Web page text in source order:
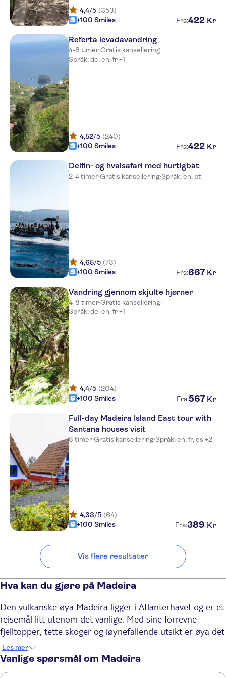
Royal Orchid
Quinta da Penha de França
Enotel Lido Madeira
Vila Ventura
Windsor
Funchal Design
Residencial Gordon
Barceló Funchal Oldtown
Quinta Perestrello Heritage
Duas Torres
Vila Baleira Funchal
Residencial Greco
Quinta do Monte Panoramic
Gardens
Casa Velha do Palheiro
THE EDITORY OCEAN WAY
FUNCHA
TURIM Santa Maria Hotel
Residencial Monumental
Quinta Mae Dos Homens
Garden Village
Pestana Casino Studios
Quinta da Bela Vista
Flame Tree Madeira Guest
House
Vila Gale Santa Cruz
Dom Pedro Garajau
Orquidea
Residencial Mariazinha
Residencial Vila Lusitania
Dom Pedro Madeira
Inn & Art Hotel Gallery
Quinta Mirabela
White Waters
Paraiso Apartamentos
4,4/5 (353)
+100 Smiles
Fra:422 Kr
Referta levadavandring
4-8 timer·Gratis kansellering·
Språk: de, en, fr +1
4,52/5 (240)
+100 Smiles
Fra:422 Kr
Delfin- og hvalsafari med hurtigbåt
2-4 timer·Gratis kansellering·Språk: en, pt
4,65/5 (73)
+100 Smiles
Fra:667 Kr
Vandring gjennom skjulte hjørner
4-8 timer·Gratis kansellering·
Språk: de, en, fr +1
4,4/5 (204)
+100 Smiles
Fra:567 Kr
Full-day Madeira Island East tour with
Santana houses visit
8 timer·Gratis kansellering·Språk: en, fr, es +2
4,33/5 (64)
+100 Smiles
Fra:389 Kr
Vis flere resultater
Hva kan du gjøre på Madeira
Den vulkanske øya Madeira ligger i Atlanterhavet og er et
reisemål litt utenom det vanlige. Med sine forrevne
fjelltopper, tette skoger og iøynefallende utsikt er øya det
perfekte stedet for dem som ønsker en aktiv ferie med
mye friluftsliv. Funchal er Madeiras pulserende
hovedstad, med et yrende kulturliv og kosmopolitisk
Les mer
Vanlige spørsmål om Madeira